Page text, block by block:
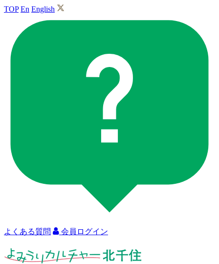
TOP En English
よくある質問 会員ログイン